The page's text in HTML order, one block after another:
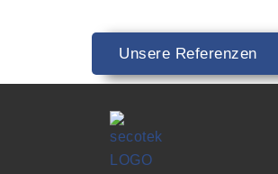
Unsere Referenzen